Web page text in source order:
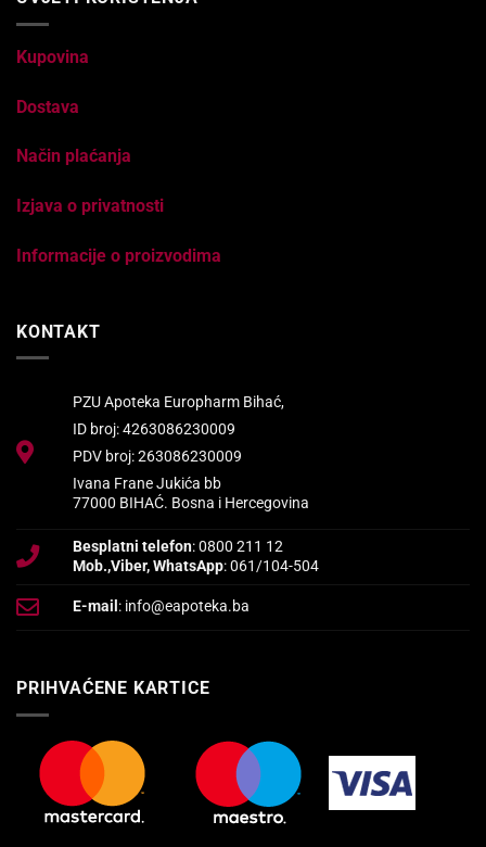
Kupovina
Dostava
Način plaćanja
Izjava o privatnosti
Informacije o proizvodima
KONTAKT
PZU Apoteka Europharm Bihać,
ID broj: 4263086230009
PDV broj: 263086230009
Ivana Frane Jukića bb
77000 BIHAĆ. Bosna i Hercegovina
Besplatni telefon: 0800 211 12
Mob.,Viber, WhatsApp: 061/104-504
E-mail: info@eapoteka.ba
PRIHVAĆENE KARTICE